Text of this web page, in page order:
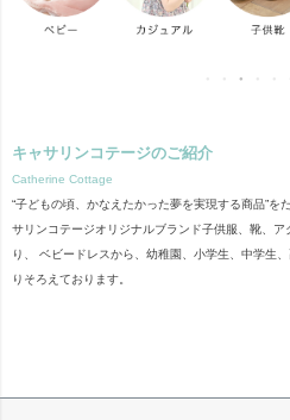
キャサリンコテージのご紹介
Catherine Cottage
“子どもの頃、かなえたかった夢を実現する商品”を
サリンコテージオリジナルブランド子供服、靴、
り、 ベビードレスから、幼稚園、小学生、中学生
りそろえております。